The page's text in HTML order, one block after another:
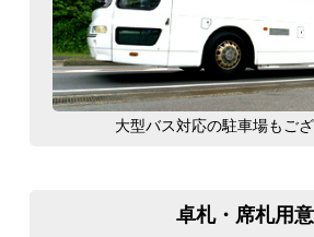
大型バス対応の駐車場もござ
卓札・席札用意